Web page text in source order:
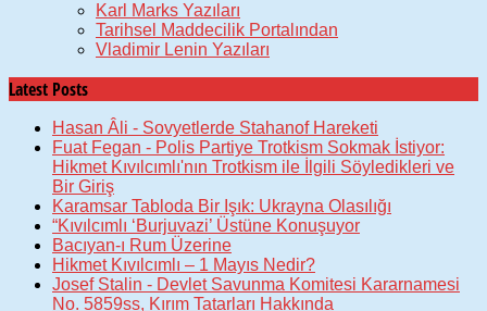
Karl Marks Yazıları
Tarihsel Maddecilik Portalından
Vladimir Lenin Yazıları
Latest Posts
Hasan Âli - Sovyetlerde Stahanof Hareketi
Fuat Fegan - Polis Partiye Trotkism Sokmak İstiyor:
Hikmet Kıvılcımlı'nın Trotkism ile İlgili Söyledikleri ve
Bir Giriş
Karamsar Tabloda Bir Işık: Ukrayna Olasılığı
“Kıvılcımlı ‘Burjuvazi’ Üstüne Konuşuyor
Bacıyan-ı Rum Üzerine
Hikmet Kıvılcımlı – 1 Mayıs Nedir?
Josef Stalin - Devlet Savunma Komitesi Kararnamesi
No. 5859ss, Kırım Tatarları Hakkında